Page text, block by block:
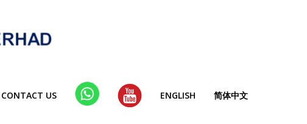
CONTACT US
WHA
TSAP
YT ENGLISH 简体中文